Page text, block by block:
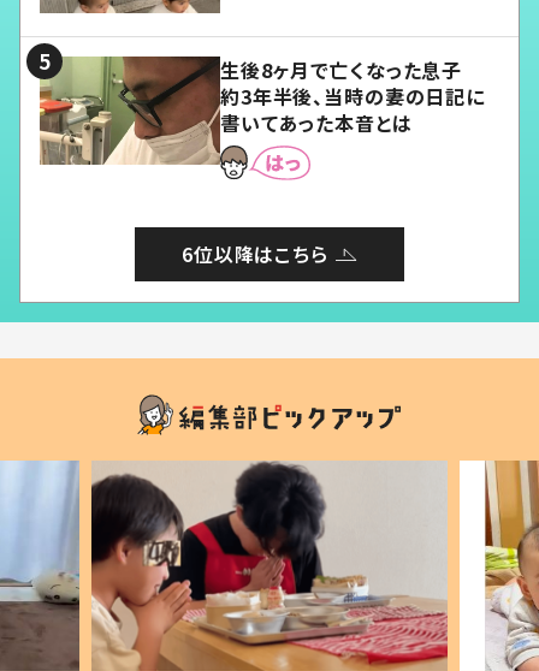
生後8ヶ月で亡くなった息子
約3年半後、当時の妻の日記に
書いてあった本音とは
6位以降はこちら